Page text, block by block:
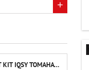
ROCKET KIT IQSY TOMAHAWK - AEROTECH